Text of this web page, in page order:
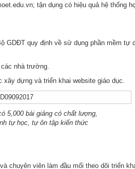
tận dụng có hiệu quả hệ thống
GDĐT quy định về sử dụng phần mềm tự
nhà trường.
dựng và triển khai website giáo dục.
5,000 bài giảng có chất lượng,
tự học, tự ôn tập kiến thức
chuyên viên làm đầu mối theo dõi triển